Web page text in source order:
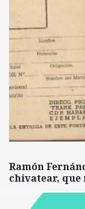
Ramón
chivatear, que